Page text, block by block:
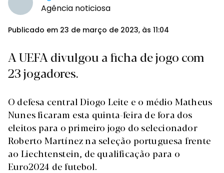
Agência noticiosa
Publicado em 23 de março de 2023, às 11:04
A UEFA divulgou a ficha de jogo com
23 jogadores.
O defesa central Diogo Leite e o médio Matheus
Nunes ficaram esta quinta-feira de fora dos
eleitos para o primeiro jogo do selecionador
Roberto Martínez na seleção portuguesa frente
ao Liechtenstein, de qualificação para o
Euro2024 de futebol.